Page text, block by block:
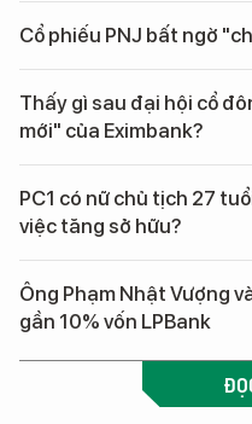
Cổ phiếu PNJ bất ngờ
Thấy gì sau đại hội cổ
mới" của Eximbank?
PC1 có nữ chủ tịch 27
việc tăng sở hữu?
Ông Phạm Nhật Vượng
gần 10% vốn LPBank